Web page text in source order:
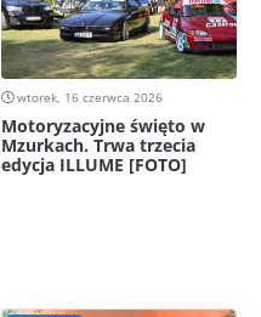
wtorek, 16 czerwca 2026
Motoryzacyjne święto w
Mzurkach. Trwa trzecia
edycja ILLUME [FOTO]